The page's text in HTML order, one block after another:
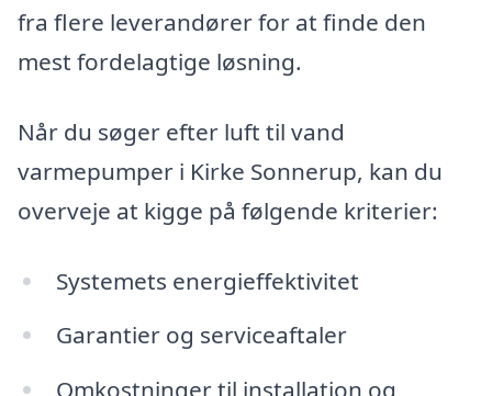
fra flere leverandører for at finde den
mest fordelagtige løsning.
Når du søger efter luft til vand
varmepumper i Kirke Sonnerup, kan du
overveje at kigge på følgende kriterier:
Systemets energieffektivitet
Garantier og serviceaftaler
Omkostninger til installation og